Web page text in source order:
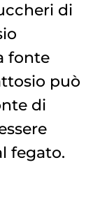
di
fonte
può
di
fegato.